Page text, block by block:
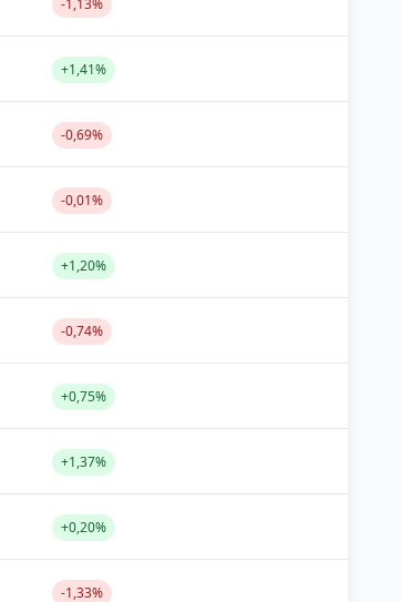
-1,13%
+1,41%
-0,69%
-0,01%
+1,20%
-0,74%
+0,75%
+1,37%
+0,20%
-1,33%